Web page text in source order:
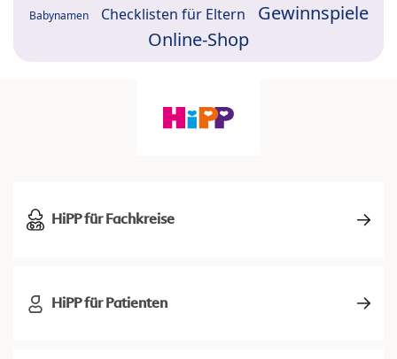
Babynamen Checklisten für Eltern
Gewinnspiele
Online-Shop
HiPP für Fachkreise
HiPP für Patienten